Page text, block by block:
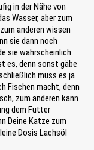
in der Nähe von
Wasser, aber zum
anderen wissen
sie dann noch
sie wahrscheinlich
es, denn sonst gäbe
muss es ja
Fischen macht, denn
zum anderen kann
dem Futter
Deine Katze zum
Dosis Lachsöl